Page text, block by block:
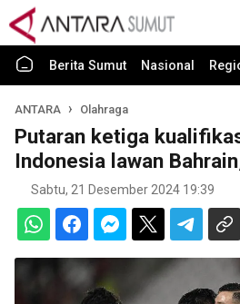
Berita Sumut Nasional
ANTARA Olahraga
Putaran ketiga
Indonesia lawan
Sabtu, 21 Desember 2024 19:39